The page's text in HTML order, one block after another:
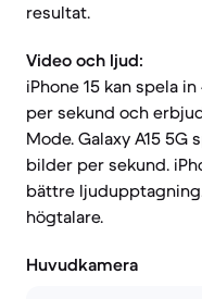
resultat.
Video och ljud:
iPhone 15 kan spela
per sekund och
Mode. Galaxy A15
bilder per sekund.
bättre ljudupptagning.
högtalare.
Huvudkamera